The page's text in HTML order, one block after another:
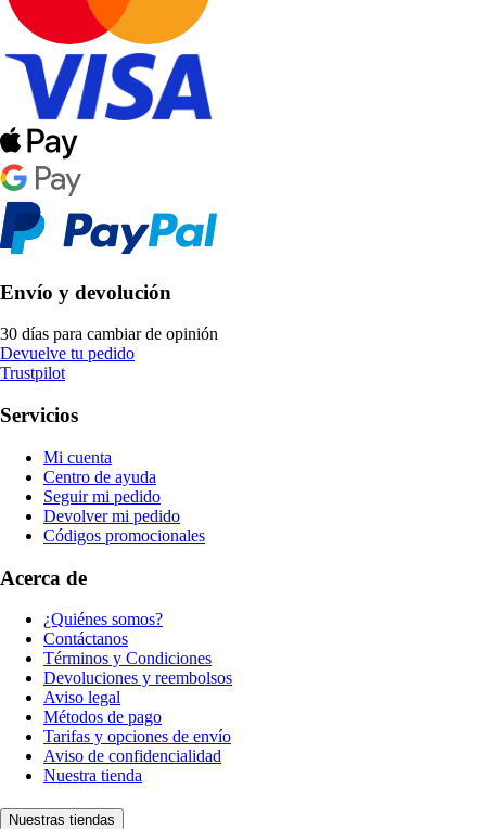
Envío y devolución
30 días para cambiar de opinión
Devuelve tu pedido
Trustpilot
Servicios
Mi cuenta
Centro de ayuda
Seguir mi pedido
Devolver mi pedido
Códigos promocionales
Acerca de
¿Quiénes somos?
Contáctanos
Términos y Condiciones
Devoluciones y reembolsos
Aviso legal
Métodos de pago
Tarifas y opciones de envío
Aviso de confidencialidad
Nuestra tienda
Nuestras tiendas